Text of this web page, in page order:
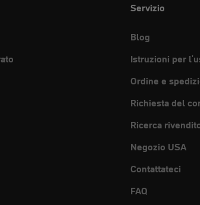
Servizio
Blog
Istruzioni per
Ordine e
Richiesta del
Ricerca
Negozio USA
Contattateci
FAQ